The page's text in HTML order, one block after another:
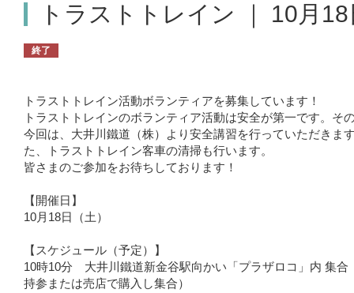
トラストトレイン ｜ 10月
終了
トラストトレイン活動ボランティアを募集しています！
トラストトレインのボランティア活動は安全が第一です。そ
今回は、大井川鐵道（株）より安全講習を行っていただきま
た、トラストトレイン客車の清掃も行います。
皆さまのご参加をお待ちしております！
【開催日】
10月18日（土）
【スケジュール（予定）】
10時10分 大井川鐵道新金谷駅向かい「プラザロコ」内 集合
持参または売店で購入し集合）